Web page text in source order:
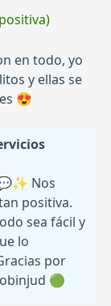
en todo, yo
y ellas se
😍
Nos
positiva.
sea fácil y
lo
por
🟢